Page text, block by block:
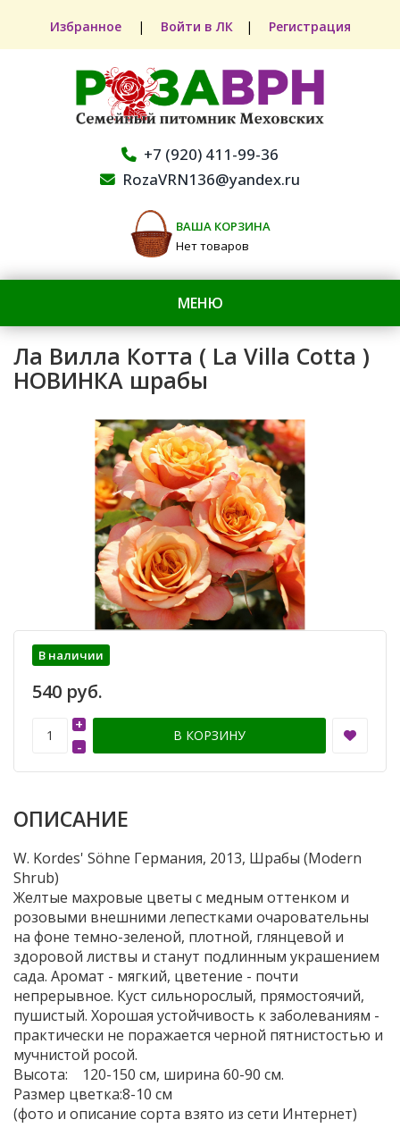
Избранное | Войти в ЛК | Регистрация
+7 (920) 411-99-36
RozaVRN136@yandex.ru
ВАША КОРЗИНА
Нет товаров
МЕНЮ
Ла Вилла Котта ( La Villa Cotta )
НОВИНКА шрабы
В наличии
540 руб.
-
+
В КОРЗИНУ
ОПИСАНИЕ
W. Kordes' Söhne Германия, 2013, Шрабы (Modern
Shrub)
Желтые махровые цветы с медным оттенком и
розовыми внешними лепестками очаровательны
на фоне темно-зеленой, плотной, глянцевой и
здоровой листвы и станут подлинным украшением
сада. Аромат - мягкий, цветение - почти
непрерывное. Куст сильнорослый, прямостоячий,
пушистый. Хорошая устойчивость к заболеваниям -
практически не поражается черной пятнистостью и
мучнистой росой.
Высота: 120-150 см, ширина 60-90 см.
Размер цветка:8-10 см
(фото и описание сорта взято из сети Интернет)